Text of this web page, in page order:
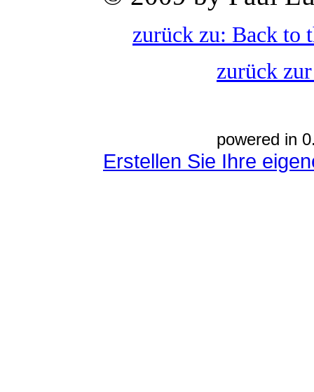
zurück zu: Back to
zurück
powered in
Erstellen Sie Ihre